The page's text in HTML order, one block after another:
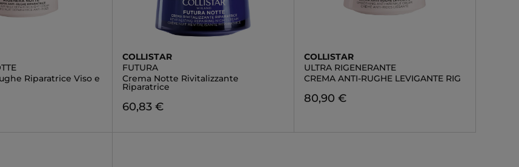
Riparatrice Viso e
COLLISTAR
FUTURA
Crema Notte Rivitalizzante
Riparatrice
60,83 €
COLLISTAR
ULTRA RIGENERANTE
CREMA ANTI-RUGHE LEVIGANTE RIG
80,90 €